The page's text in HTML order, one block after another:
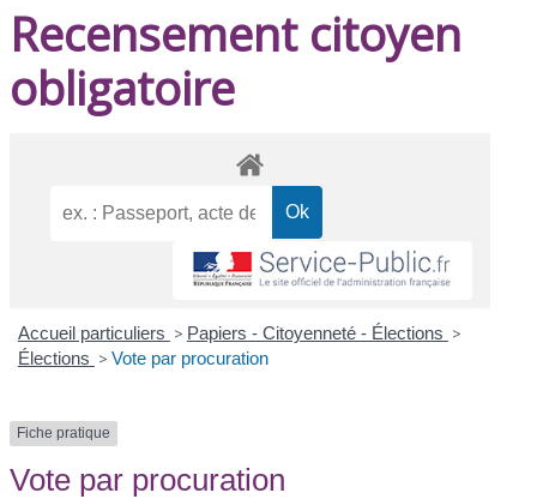
Recensement citoyen
obligatoire
Accueil particuliers > Papiers - Citoyenneté - Élections >
Élections > Vote par procuration
Fiche pratique
Vote par procuration